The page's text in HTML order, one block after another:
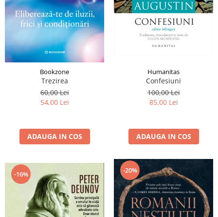
Manuale și Dicționare
Medicină și Sănătate
Practic. Casă și Grădina
Psihologie
Spiritualitate
Știință și Tehnologie
Științe Sociale si Umaniste
Bookzone
Trezirea
60,00 Lei
54,00 Lei
ADAUGA IN COS
Humanitas
Confesiuni
100,00 Lei
85,00 Lei
ADAUGA IN COS
-16% -20%